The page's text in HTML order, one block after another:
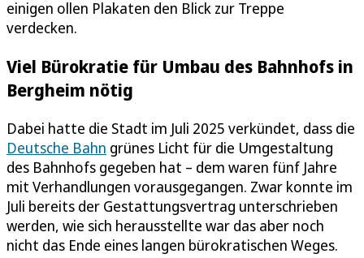
einigen ollen Plakaten den Blick zur Treppe
verdecken.
Viel Bürokratie für Umbau des Bahnhofs in
Bergheim nötig
Dabei hatte die Stadt im Juli 2025 verkündet, dass die
Deutsche Bahn grünes Licht für die Umgestaltung
des Bahnhofs gegeben hat – dem waren fünf Jahre
mit Verhandlungen vorausgegangen. Zwar konnte im
Juli bereits der Gestattungsvertrag unterschrieben
werden, wie sich herausstellte war das aber noch
nicht das Ende eines langen bürokratischen Weges.